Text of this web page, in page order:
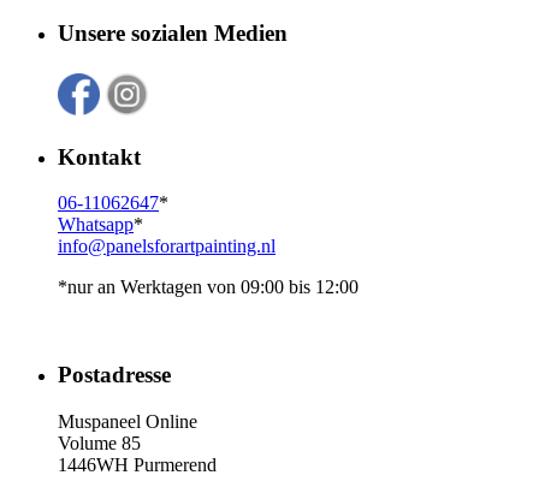
Unsere sozialen Medien
Kontakt
06-11062647*
Whatsapp*
info@panelsforartpainting.nl
*nur an Werktagen von 09:00 bis 12:00
Postadresse
Muspaneel Online
Volume 85
1446WH Purmerend